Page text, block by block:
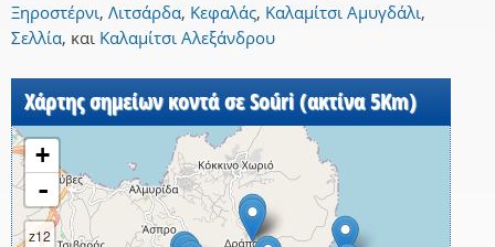
Ξηροστέρνι, Λιτσάρδα, Κεφαλάς, Καλαμίτσι Αμυγδάλι,
Σελλία, και Καλαμίτσι Αλεξάνδρου
Χάρτης σημείων κοντά σε Soúri (ακτίνα 5Km)
+
-
z12